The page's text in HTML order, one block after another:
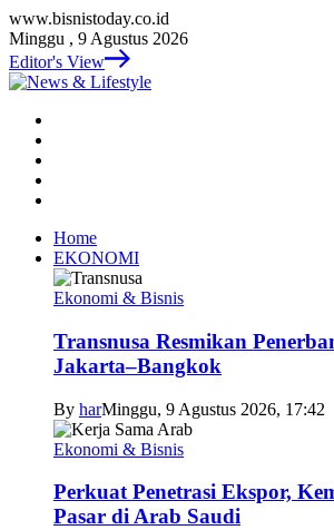
www.bisnistoday.co.id
Minggu , 9 Agustus 2026
Editor's View
Home
EKONOMI
Ekonomi & Bisnis
Transnusa Resmikan
Jakarta–Bangkok
By harMinggu, 9 Agustus 2026, 17:42
Ekonomi & Bisnis
Perkuat Penetrasi Ekspor,
Pasar di Arab Saudi